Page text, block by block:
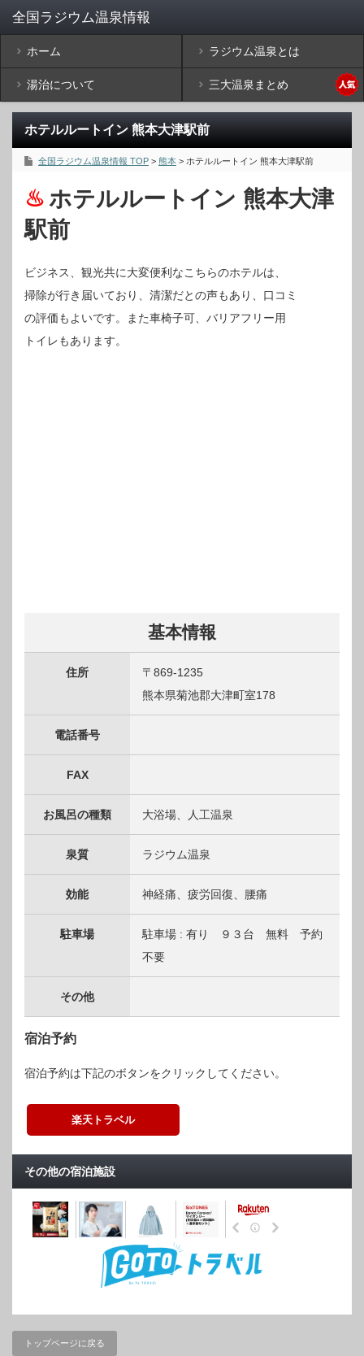
ホーム ラジウム温泉とは
湯治について 三大温泉まとめ
ホテルルートイン 熊本大津駅前
全国ラジウム温泉情報 TOP > 熊本 > ホテルルートイン 熊本大津駅前
ホテルルートイン 熊本大津
駅前
ビジネス、観光共に大変便利なこちらのホテルは、
掃除が行き届いており、清潔だとの声もあり、口コミ
の評価もよいです。また車椅子可、バリアフリー用
トイレもあります。
基本情報
住所
〒869-1235
熊本県菊池郡大津町室178
電話番号
FAX
お風呂の種類 大浴場、人工温泉
泉質 ラジウム温泉
効能 神経痛、疲労回復、腰痛
駐車場
駐車場 : 有り ９３台 無料 予約
不要
その他
宿泊予約
宿泊予約は下記のボタンをクリックしてください。
楽天トラベル
その他の宿泊施設
トップページに戻る